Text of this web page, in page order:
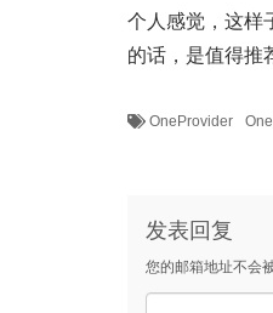
个人感觉，这样
的话，是值得推
OneProvider
发表回复
您的邮箱地址不会